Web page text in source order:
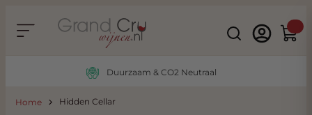
Search
Duurzaam & CO2 Neutraal
Home Hidden Cellar